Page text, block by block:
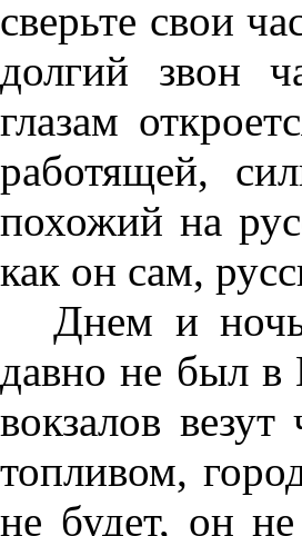
сверьте свои
долгий звон
глазам
работящей,
похожий на
как он сам,
Днем и
давно не был в
вокзалов
топливом,
не будет, он